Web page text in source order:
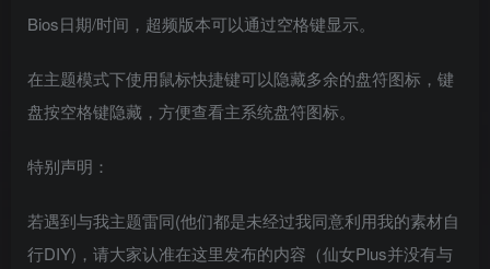
Bios日期/时间，超频版本可以通过空格键显示。
在主题模式下使用鼠标快捷键可以隐藏多余的盘符图标，键
盘按空格键隐藏，方便查看主系统盘符图标。
特别声明：
若遇到与我主题雷同(他们都是未经过我同意利用我的素材自
行DIY)，请大家认准在这里发布的内容（仙女Plus并没有与